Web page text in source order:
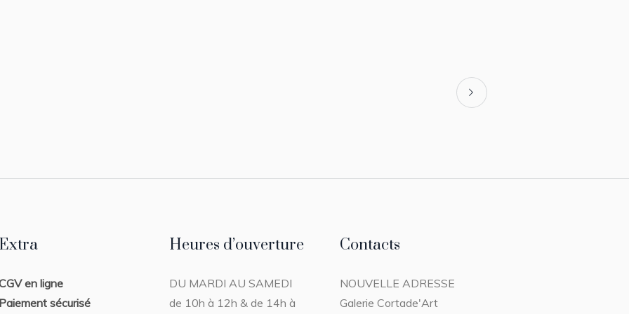
en ligne
sécurisé
Heures d’ouverture
DU MARDI AU SAMEDI
de 10h à 12h & de 14h à
Contacts
NOUVELLE ADRESSE
Galerie Cortade'Art